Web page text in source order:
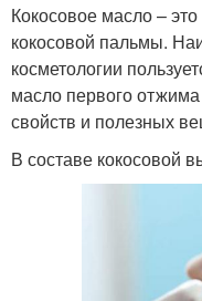
Кокосовое масло –
кокосовой пальмы.
косметологии
масло первого
свойств и полезных
В составе кокосовой